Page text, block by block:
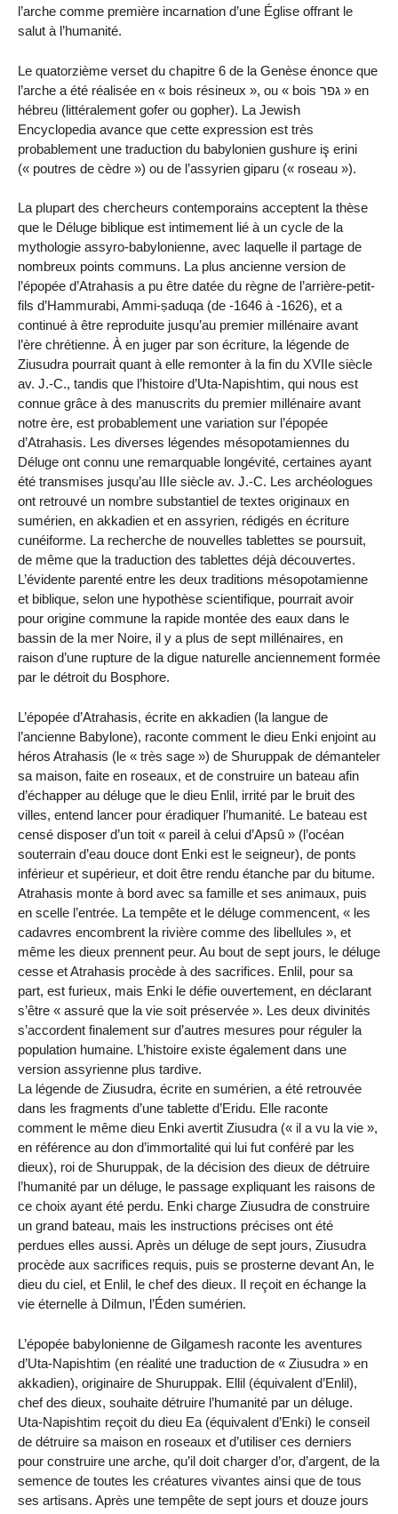
l’arche comme première incarnation d’une Église offrant le
salut à l’humanité.
Le quatorzième verset du chapitre 6 de la Genèse énonce que
l’arche a été réalisée en « bois résineux », ou « bois גפר » en
hébreu (littéralement gofer ou gopher). La Jewish
Encyclopedia avance que cette expression est très
probablement une traduction du babylonien gushure iş erini
(« poutres de cèdre ») ou de l’assyrien giparu (« roseau »).
La plupart des chercheurs contemporains acceptent la thèse
que le Déluge biblique est intimement lié à un cycle de la
mythologie assyro-babylonienne, avec laquelle il partage de
nombreux points communs. La plus ancienne version de
l’épopée d’Atrahasis a pu être datée du règne de l’arrière-petit-
fils d’Hammurabi, Ammi-ṣaduqa (de -1646 à -1626), et a
continué à être reproduite jusqu’au premier millénaire avant
l’ère chrétienne. À en juger par son écriture, la légende de
Ziusudra pourrait quant à elle remonter à la fin du XVIIe siècle
av. J.-C., tandis que l’histoire d’Uta-Napishtim, qui nous est
connue grâce à des manuscrits du premier millénaire avant
notre ère, est probablement une variation sur l’épopée
d’Atrahasis. Les diverses légendes mésopotamiennes du
Déluge ont connu une remarquable longévité, certaines ayant
été transmises jusqu’au IIIe siècle av. J.-C. Les archéologues
ont retrouvé un nombre substantiel de textes originaux en
sumérien, en akkadien et en assyrien, rédigés en écriture
cunéiforme. La recherche de nouvelles tablettes se poursuit,
de même que la traduction des tablettes déjà découvertes.
L’évidente parenté entre les deux traditions mésopotamienne
et biblique, selon une hypothèse scientifique, pourrait avoir
pour origine commune la rapide montée des eaux dans le
bassin de la mer Noire, il y a plus de sept millénaires, en
raison d’une rupture de la digue naturelle anciennement formée
par le détroit du Bosphore.
L’épopée d’Atrahasis, écrite en akkadien (la langue de
l’ancienne Babylone), raconte comment le dieu Enki enjoint au
héros Atrahasis (le « très sage ») de Shuruppak de démanteler
sa maison, faite en roseaux, et de construire un bateau afin
d’échapper au déluge que le dieu Enlil, irrité par le bruit des
villes, entend lancer pour éradiquer l’humanité. Le bateau est
censé disposer d’un toit « pareil à celui d’Apsû » (l’océan
souterrain d’eau douce dont Enki est le seigneur), de ponts
inférieur et supérieur, et doit être rendu étanche par du bitume.
Atrahasis monte à bord avec sa famille et ses animaux, puis
en scelle l’entrée. La tempête et le déluge commencent, « les
cadavres encombrent la rivière comme des libellules », et
même les dieux prennent peur. Au bout de sept jours, le déluge
cesse et Atrahasis procède à des sacrifices. Enlil, pour sa
part, est furieux, mais Enki le défie ouvertement, en déclarant
s’être « assuré que la vie soit préservée ». Les deux divinités
s’accordent finalement sur d’autres mesures pour réguler la
population humaine. L’histoire existe également dans une
version assyrienne plus tardive.
La légende de Ziusudra, écrite en sumérien, a été retrouvée
dans les fragments d’une tablette d’Eridu. Elle raconte
comment le même dieu Enki avertit Ziusudra (« il a vu la vie »,
en référence au don d’immortalité qui lui fut conféré par les
dieux), roi de Shuruppak, de la décision des dieux de détruire
l’humanité par un déluge, le passage expliquant les raisons de
ce choix ayant été perdu. Enki charge Ziusudra de construire
un grand bateau, mais les instructions précises ont été
perdues elles aussi. Après un déluge de sept jours, Ziusudra
procède aux sacrifices requis, puis se prosterne devant An, le
dieu du ciel, et Enlil, le chef des dieux. Il reçoit en échange la
vie éternelle à Dilmun, l’Éden sumérien.
L’épopée babylonienne de Gilgamesh raconte les aventures
d’Uta-Napishtim (en réalité une traduction de « Ziusudra » en
akkadien), originaire de Shuruppak. Ellil (équivalent d’Enlil),
chef des dieux, souhaite détruire l’humanité par un déluge.
Uta-Napishtim reçoit du dieu Ea (équivalent d’Enki) le conseil
de détruire sa maison en roseaux et d’utiliser ces derniers
pour construire une arche, qu’il doit charger d’or, d’argent, de la
semence de toutes les créatures vivantes ainsi que de tous
ses artisans. Après une tempête de sept jours et douze jours